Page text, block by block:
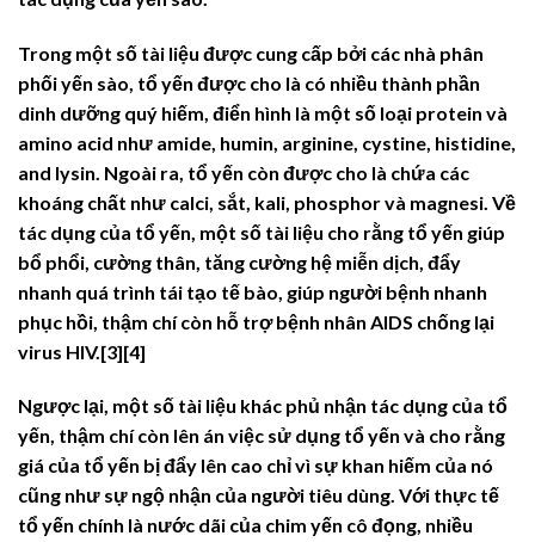
Trong một số tài liệu được cung cấp bởi các nhà phân
phối yến sào, tổ yến được cho là có nhiều thành phần
dinh dưỡng quý hiếm, điển hình là một số loại protein và
amino acid như amide, humin, arginine, cystine, histidine,
and lysin. Ngoài ra, tổ yến còn được cho là chứa các
khoáng chất như calci, sắt, kali, phosphor và magnesi. Về
tác dụng của tổ yến, một số tài liệu cho rằng tổ yến giúp
bổ phổi, cường thân, tăng cường hệ miễn dịch, đẩy
nhanh quá trình tái tạo tế bào, giúp người bệnh nhanh
phục hồi, thậm chí còn hỗ trợ bệnh nhân AIDS chống lại
virus HIV.[3][4]
Ngược lại, một số tài liệu khác phủ nhận tác dụng của tổ
yến, thậm chí còn lên án việc sử dụng tổ yến và cho rằng
giá của tổ yến bị đẩy lên cao chỉ vì sự khan hiếm của nó
cũng như sự ngộ nhận của người tiêu dùng. Với thực tế
tổ yến chính là nước dãi của chim yến cô đọng, nhiều